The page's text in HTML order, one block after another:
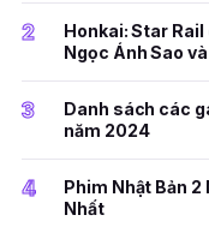
2
Honkai: Star
Ngọc Ánh Sao
3
Danh sách các
năm 2024
4
Phim Nhật Bản
Nhất